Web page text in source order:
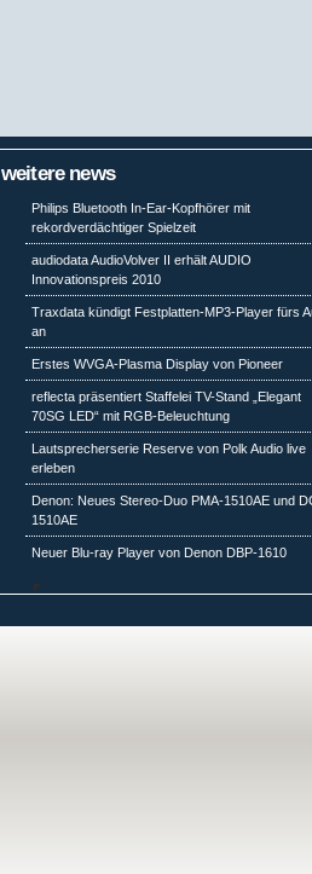
weitere news
Philips Bluetooth In-Ear-Kopfhörer mit
rekordverdächtiger Spielzeit
audiodata AudioVolver II erhält AUDIO
Innovationspreis 2010
Traxdata kündigt Festplatten-MP3-Player fürs
an
Erstes WVGA-Plasma Display von Pioneer
reflecta präsentiert Staffelei TV-Stand „Elegant
70SG LED“ mit RGB-Beleuchtung
Lautsprecherserie Reserve von Polk Audio live
erleben
Denon: Neues Stereo-Duo PMA-1510AE und
1510AE
Neuer Blu-ray Player von Denon DBP-1610